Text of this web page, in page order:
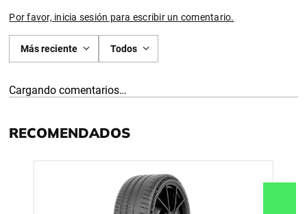
Por favor, inicia sesión para escribir un comentario.
Más reciente Todos
Cargando comentarios…
RECOMENDADOS